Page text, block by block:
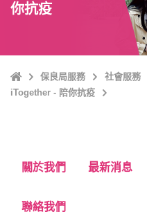
你抗疫
主
保良局服務 社會服務
iTogether - 陪你抗疫
關於我們 最新消息
聯絡我們